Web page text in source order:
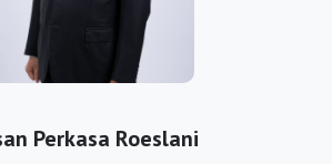
Perkasa Roeslani